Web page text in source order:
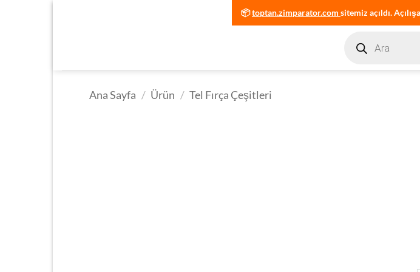
📦toptan.zimparator.com sitemiz açıldı.
search
Ana Sayfa / Ürün / Tel Fırça Çeşitleri